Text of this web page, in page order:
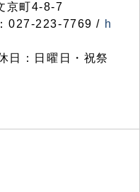
京町4-8-7
027-223-7769 / h
日：日曜日・祝祭